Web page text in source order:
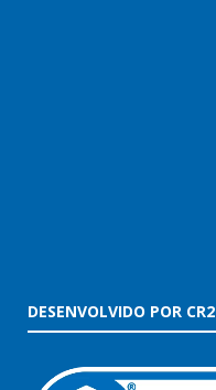
DESENVOLVIDO POR CR2